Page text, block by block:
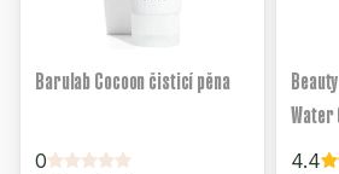
Barulab Cocoon čisticí pěna
0
Water
4.4